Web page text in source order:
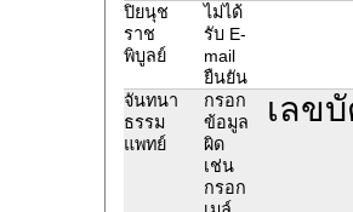
ปิยนุช
ราช
พิบูลย์
ไม่ได้
รับ E-
mail
ยืนยัน
จันทนา
ธรรม
แพทย์
กรอก
ข้อมูล
ผิด
เช่น
กรอก
เลข